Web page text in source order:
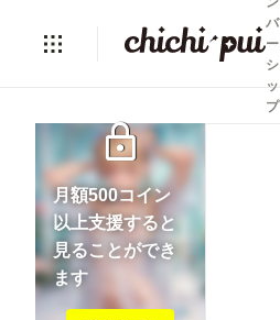
バ
ー
シ
ッ
プ
lock
月額500コイン
以上支援すると
見ることができ
ます